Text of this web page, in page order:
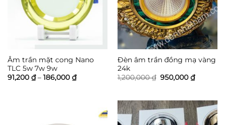
Âm trần mặt cong Nano
TLC 5w 7w 9w
91,200 ₫ – 186,000 ₫Khoảng
giá:
186,000 ₫
Đèn âm trần đồng mạ vàng
24k
1,200,000₫ Giá
950,000 ₫Giá
hiện
950,000